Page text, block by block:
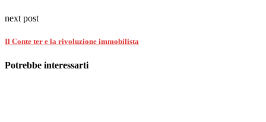
next post
Il Conte ter e la rivoluzione immobilista
Potrebbe interessarti